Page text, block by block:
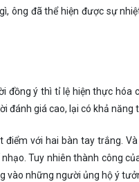
ông đã thể hiện được sự
đồng ý thì tỉ lệ hiện thực hóa
đánh giá cao, lại có khả năng
với hai bàn tay trắng.
Tuy nhiên thành công
vào những người ủng hộ ý